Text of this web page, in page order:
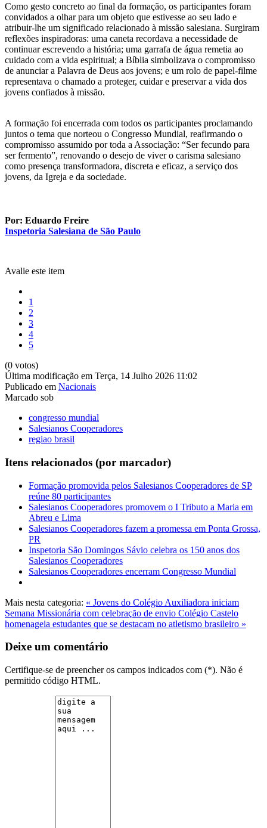
Como gesto concreto ao final da formação, os participantes foram
convidados a olhar para um objeto que estivesse ao seu lado e
atribuir-lhe um significado relacionado à missão salesiana. Surgiram
reflexões inspiradoras: uma caneta recordava a necessidade de
continuar escrevendo a história; uma garrafa de água remetia ao
cuidado com a vida espiritual; a Bíblia simbolizava o compromisso
de anunciar a Palavra de Deus aos jovens; e um rolo de papel-filme
representava o chamado a proteger, cuidar e preservar a vida dos
jovens confiados à missão.
A formação foi encerrada com todos os participantes proclamando
juntos o tema que norteou o Congresso Mundial, reafirmando o
compromisso assumido por toda a Associação: “Ser fecundo para
ser fermento”, renovando o desejo de viver o carisma salesiano
como presença transformadora, discreta e eficaz, a serviço dos
jovens, da Igreja e da sociedade.
Por: Eduardo Freire
Inspetoria Salesiana de São Paulo
Avalie este item
1
2
3
4
5
(0 votos)
Última modificação em Terça, 14 Julho 2026 11:02
Publicado em Nacionais
Marcado sob
congresso mundial
Salesianos Cooperadores
regiao brasil
Itens relacionados (por marcador)
Formação promovida pelos Salesianos Cooperadores de SP
reúne 80 participantes
Salesianos Cooperadores promovem o I Tributo a Maria em
Abreu e Lima
Salesianos Cooperadores fazem a promessa em Ponta Grossa,
PR
Inspetoria São Domingos Sávio celebra os 150 anos dos
Salesianos Cooperadores
Salesianos Cooperadores encerram Congresso Mundial
Mais nesta categoria: « Jovens do Colégio Auxiliadora iniciam
Semana Missionária com celebração de envio Colégio Castelo
homenageia estudantes que se destacam no atletismo brasileiro »
Deixe um comentário
Certifique-se de preencher os campos indicados com (*). Não é
permitido código HTML.